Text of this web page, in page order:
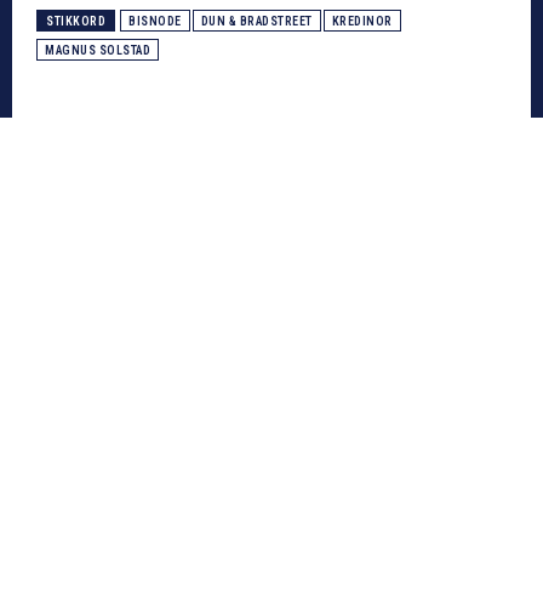
STIKKORD BISNODE DUN & BRADSTREET KREDINOR
MAGNUS SOLSTAD